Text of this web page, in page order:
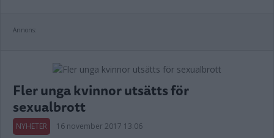
Annons:
Fler unga kvinnor utsätts för
sexualbrott
NYHETER 16 november 2017 13.06